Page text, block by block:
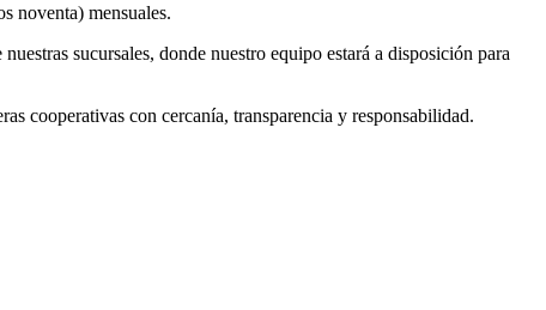
noventa) mensuales.
sucursales, donde nuestro equipo estará a disposición para
cooperativas con cercanía, transparencia y responsabilidad.